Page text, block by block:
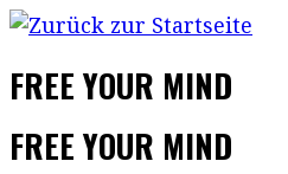
FREE YOUR MIND
FREE YOUR MIND